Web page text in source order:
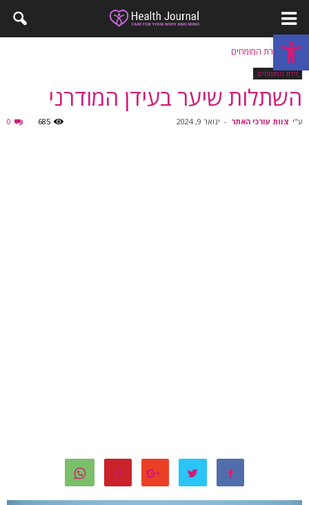
פתח סרגל נגישות
בית זירת המומחים
זירת המומחים
השתלות שיער בעידן המודרני
ע"י צוות עורכי האתר - ינואר 9, 2024 0 685